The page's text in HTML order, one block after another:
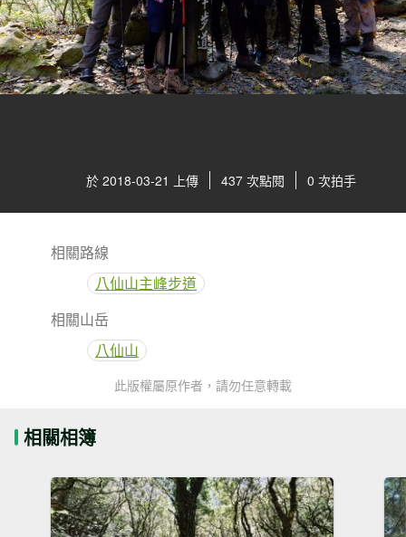
於 2018-03-21 上傳 437 次點閱 0 次拍手
相關路線
八仙山主峰步道
相關山岳
八仙山
此版權屬原作者，請勿任意轉載
相關相簿